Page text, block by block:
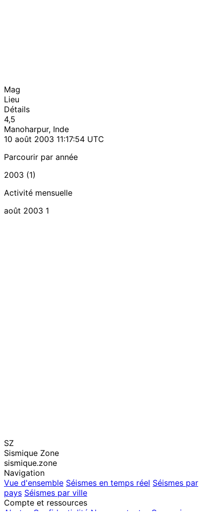
Mag
Lieu
Détails
4,5
Manoharpur, Inde
10 août 2003 11:17:54 UTC
Parcourir par année
2003 (1)
Activité mensuelle
août 2003 1
SZ
Sismique Zone
sismique.zone
Navigation
Vue d'ensemble Séismes en temps réel Séismes par
pays Séismes par ville
Compte et ressources
Alertes
Confidentialité Nous contacter Connexion